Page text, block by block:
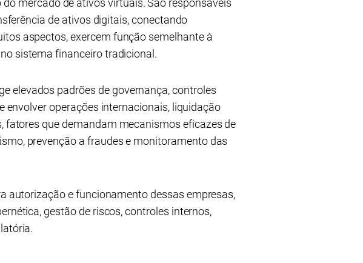
de ativos digitais, conectando
aspectos, exercem função semelhante à
sistema financeiro tradicional.
elevados padrões de governança, controles
envolver operações internacionais, liquidação
que demandam mecanismos eficazes de
prevenção a fraudes e monitoramento das
autorização e funcionamento dessas empresas,
gestão de riscos, controles internos,